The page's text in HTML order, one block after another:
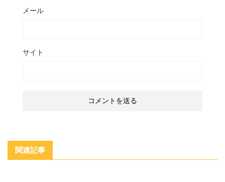
メール
サイト
関連記事